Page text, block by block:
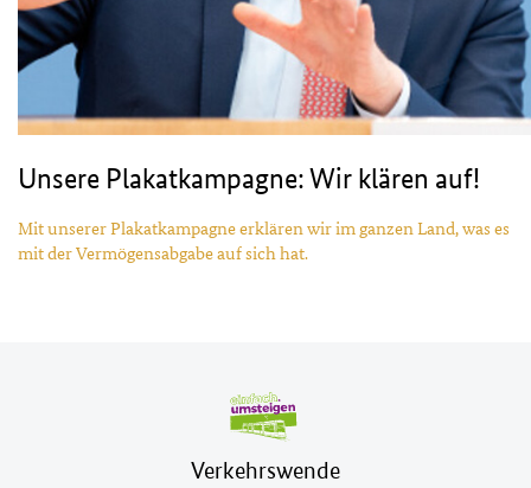
Unsere Plakatkampagne: Wir klären auf!
Mit unserer Plakatkampagne erklären wir im ganzen Land, was es
mit der Vermögensabgabe auf sich hat.
Verkehrswende